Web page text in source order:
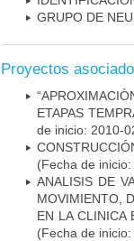
GRUPO DE
Proyectos
ETAPAS
de inicio: 2010-
(Fecha de
ANALISIS DE
MOVIMIENTO,
EN LA CLINICA
(Fecha de